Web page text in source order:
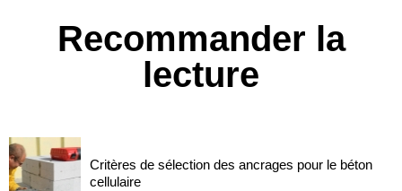
Recommander la
lecture
Critères de sélection des ancrages pour le béton
cellulaire